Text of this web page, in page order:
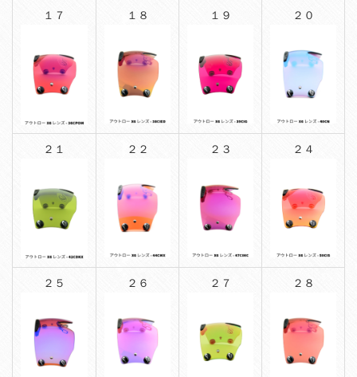
１７ １８ １９ ２０
２１ ２２ ２３ ２４
２５ ２６ ２７ ２８